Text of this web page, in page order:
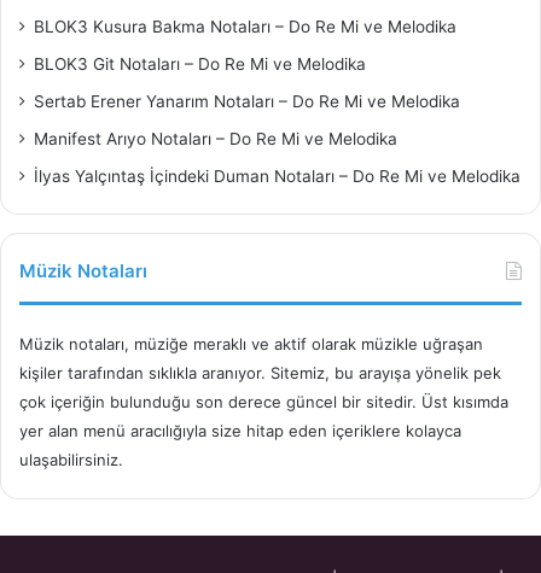
BLOK3 Kusura Bakma Notaları – Do Re Mi ve Melodika
BLOK3 Git Notaları – Do Re Mi ve Melodika
Sertab Erener Yanarım Notaları – Do Re Mi ve Melodika
Manifest Arıyo Notaları – Do Re Mi ve Melodika
İlyas Yalçıntaş İçindeki Duman Notaları – Do Re Mi ve Melodika
Müzik Notaları
Müzik notaları, müziğe meraklı ve aktif olarak müzikle uğraşan
kişiler tarafından sıklıkla aranıyor. Sitemiz, bu arayışa yönelik pek
çok içeriğin bulunduğu son derece güncel bir sitedir. Üst kısımda
yer alan menü aracılığıyla size hitap eden içeriklere kolayca
ulaşabilirsiniz.